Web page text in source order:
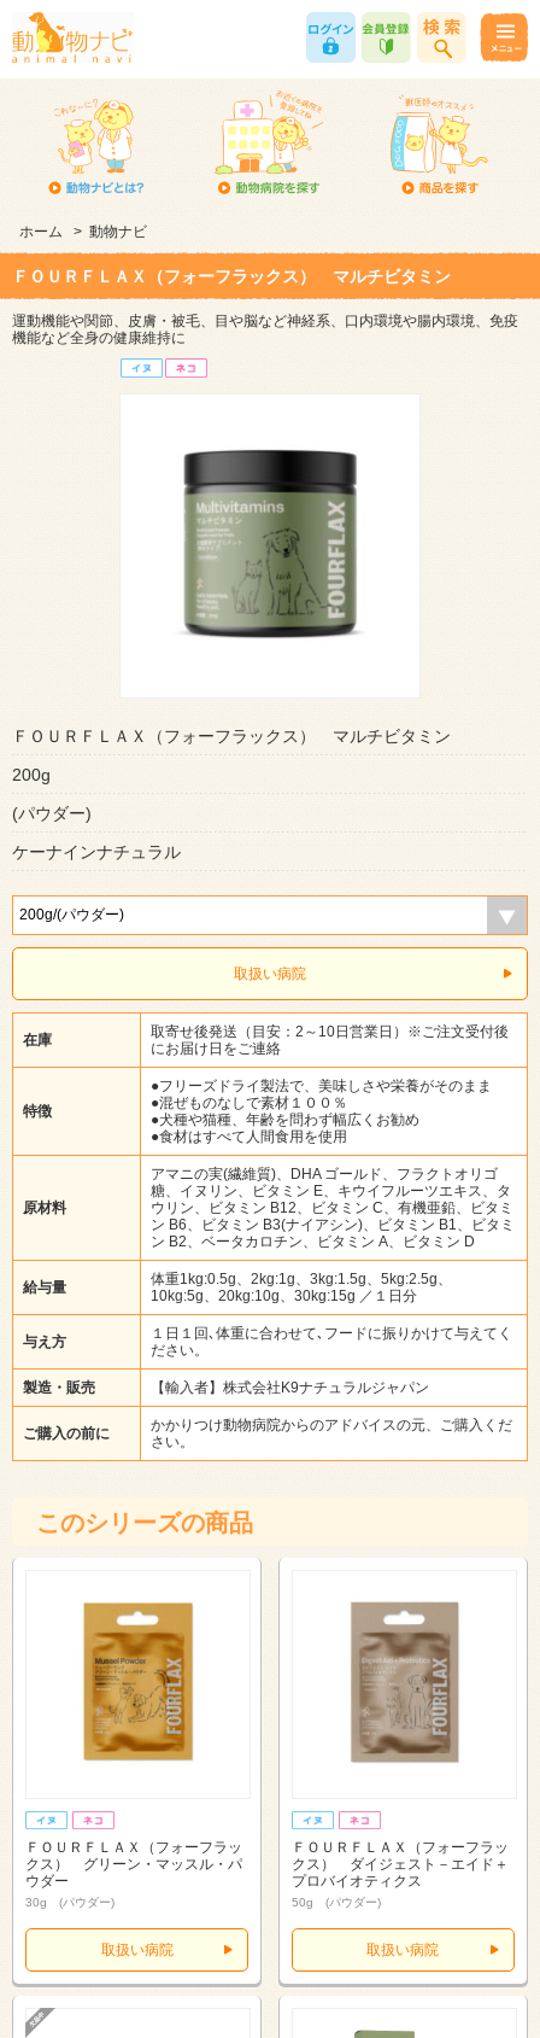
ホーム > 動物ナビ
ＦＯＵＲＦＬＡＸ（フォーフラックス） マルチビタミン
運動機能や関節、皮膚・被毛、目や脳など神経系、口内環境や腸内環境、免疫
機能など全身の健康維持に
ＦＯＵＲＦＬＡＸ（フォーフラックス） マルチビタミン
200g
(パウダー)
ケーナインナチュラル
取扱い病院
在庫
取寄せ後発送（目安：2～10日営業日）※ご注文受付後
にお届け日をご連絡
特徴
●フリーズドライ製法で、美味しさや栄養がそのまま
●混ぜものなしで素材１００％
●犬種や猫種、年齢を問わず幅広くお勧め
●食材はすべて人間食用を使用
原材料
アマニの実(繊維質)、DHA ゴールド、フラクトオリゴ
糖、イヌリン、ビタミン E、キウイフルーツエキス、タ
ウリン、ビタミン B12、ビタミン C、有機亜鉛、ビタミ
ン B6、ビタミン B3(ナイアシン)、ビタミン B1、ビタミ
ン B2、ベータカロチン、ビタミン A、ビタミン D
給与量
体重1kg:0.5g、2kg:1g、3kg:1.5g、5kg:2.5g、
10kg:5g、20kg:10g、30kg:15g ／１日分
与え方
１日１回､体重に合わせて､フードに振りかけて与えてく
ださい。
製造・販売 【輸入者】株式会社K9ナチュラルジャパン
ご購入の前に
かかりつけ動物病院からのアドバイスの元、ご購入くだ
さい。
このシリーズの商品
ＦＯＵＲＦＬＡＸ（フォーフラッ
クス） グリーン・マッスル・パ
ウダー
30g (パウダー)
取扱い病院
ＦＯＵＲＦＬＡＸ（フォーフラッ
クス） ダイジェスト－エイド＋
プロバイオティクス
50g (パウダー)
取扱い病院